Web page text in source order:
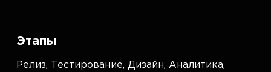
Этапы
Релиз, Тестирование,Дизайн,Аналитика,